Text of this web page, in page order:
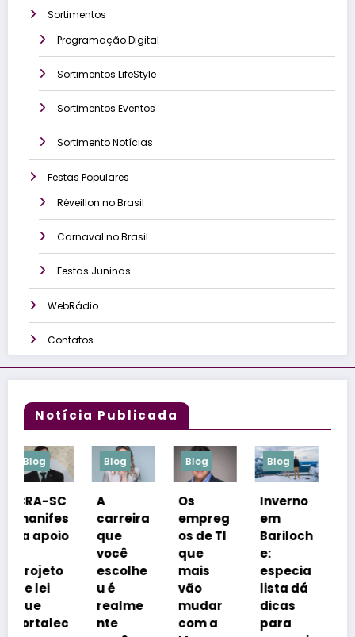
Sortimentos
Programação Digital
Sortimentos LifeStyle
Sortimentos Eventos
Sortimento Notícias
Festas Populares
Réveillon no Brasil
Carnaval no Brasil
Festas Juninas
WebRádio
Contatos
Notícia Publicada
Blog
A
carreira
que
escolhe
u é
realme
nte
Blog
empreg
os de TI
que
mais
vão
mudar
com a
Blog
Inverno
em
Bariloch
e:
especia
lista dá
dicas
para
Blog
Congre
sso
coloca
polis na
vitrine
dos
realizad